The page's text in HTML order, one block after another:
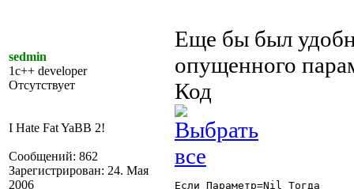
sedmin
1c++ developer
Отсутствует
I Hate Fat YaBB 2!
Сообщений: 862
Зарегистрирован: 24. Мая
2006
Еще бы был
опущенного
Код
Если Параметр=Nil Тогда